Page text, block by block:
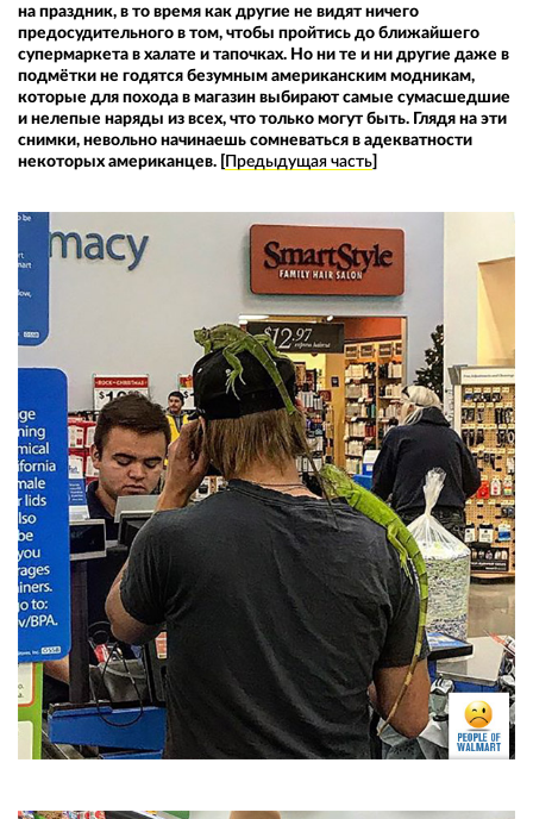
на праздник, в то время как другие не видят ничего
предосудительного в том, чтобы пройтись до ближайшего
супермаркета в халате и тапочках. Но ни те и ни другие даже в
подмётки не годятся безумным американским модникам,
которые для похода в магазин выбирают самые сумасшедшие
и нелепые наряды из всех, что только могут быть. Глядя на эти
снимки, невольно начинаешь сомневаться в адекватности
некоторых американцев. [Предыдущая часть]